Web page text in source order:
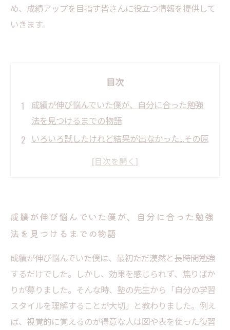
め、成績アップを目指す皆さんに役立つ情報を提供して
いきます。
目次
成績が伸び悩んでいた僕が、自分に合った勉強
法を見つけるまでの物語
いろいろ試したけれど結果が出なかった…その原
の秘訣を徹底解説
努力が成績につながる喜び、自分に合った勉強
法で夢を叶えよう
自分にぴったりの勉強法を見つけるための3つの
ポイント
塾で試される多様な指導法、その中から自分に
合ったスタイルを選ぶコツ
成績が伸び悩んでいた僕が、自分に合った勉強
法を見つけるまでの物語
成績が伸び悩んでいた僕は、最初ただ漠然と長時間勉強
するだけでした。しかし、効果を感じられず、焦りばか
りが募りました。そんな時、塾の先生から「自分の学習
スタイルを理解することが大切」と教わりました。例え
ば、視覚的に覚えるのが得意な人は図や表を使った復習